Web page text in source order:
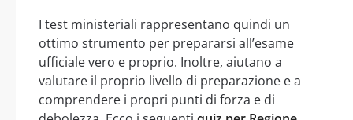
I test ministeriali rappresentano quindi un
ottimo strumento per prepararsi all’esame
ufficiale vero e proprio. Inoltre, aiutano a
valutare il proprio livello di preparazione e a
comprendere i propri punti di forza e di